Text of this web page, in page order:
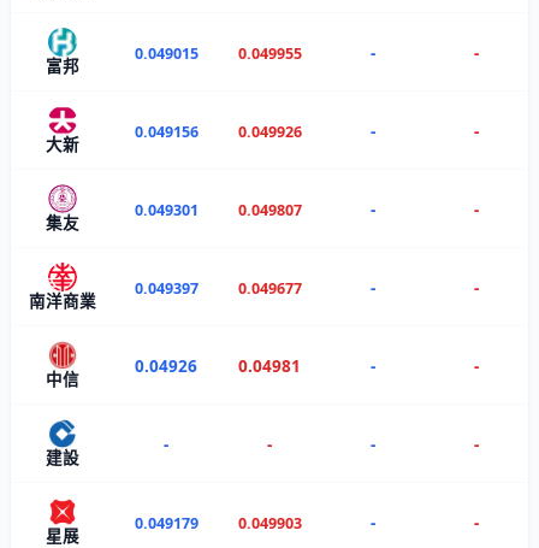
富邦
0.049015 0.049955 - -
大新
0.049156 0.049926 - -
集友
0.049301 0.049807 - -
南洋商業
0.049397 0.049677 - -
中信
0.04926 0.04981 - -
建設
- - - -
星展
0.049179 0.049903 - -